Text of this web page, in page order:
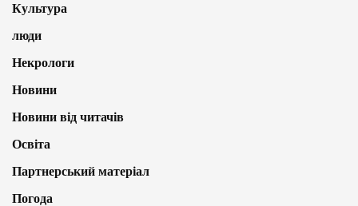
Культура
люди
Некрологи
Новини
Новини від читачів
Освіта
Партнерський матеріал
Погода